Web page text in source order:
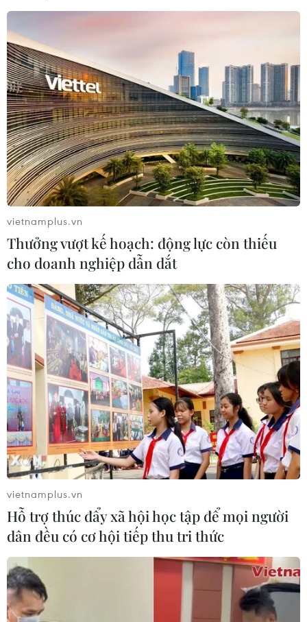
vietnamplus.vn
Thưởng vượt kế hoạch: động lực còn thiếu
cho doanh nghiệp dẫn dắt
vietnamplus.vn
Hỗ trợ thúc đẩy xã hội học tập để mọi người
dân đều có cơ hội tiếp thu tri thức